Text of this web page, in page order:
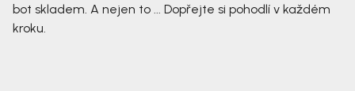
bot skladem. A nejen to ... Dopřejte si pohodlí v každém
kroku.